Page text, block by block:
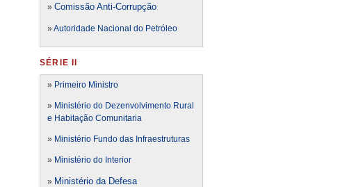
» Comissão Anti-Corrupção
» Autoridade Nacional do Petróleo
SÉRIE II
» Primeiro Ministro
» Ministério do Dezenvolvimento Rural
e Habitação Comunitaria
» Ministério Fundo das Infraestruturas
» Ministério do Interior
» Ministério da Defesa